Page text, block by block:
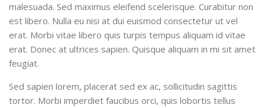
malesuada. Sed maximus eleifend scelerisque. Curabitur non
est libero. Nulla eu nisi at dui euismod consectetur ut vel
erat. Morbi vitae libero quis turpis tempus aliquam id vitae
erat. Donec at ultrices sapien. Quisque aliquam in mi sit amet
feugiat.
Sed sapien lorem, placerat sed ex ac, sollicitudin sagittis
tortor. Morbi imperdiet faucibus orci, quis lobortis tellus